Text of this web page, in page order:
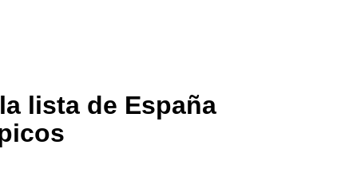
lista de España